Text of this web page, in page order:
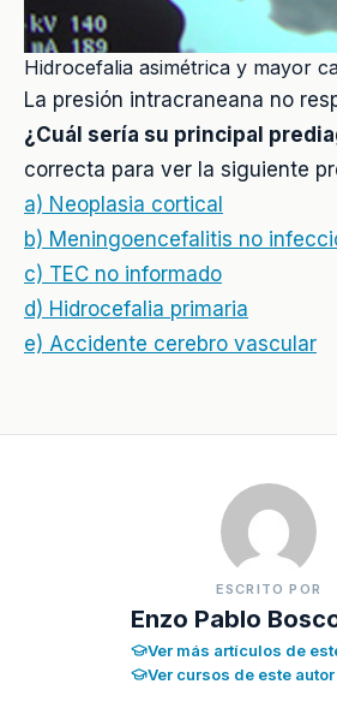
Hidrocefalia asimétrica y mayor
La presión intracraneana no
¿Cuál sería su principal
correcta para ver la siguiente
a) Neoplasia cortical
b) Meningoencefalitis no
c) TEC no informado
d) Hidrocefalia primaria
e) Accidente cerebro vascular
ESCRITO POR
Enzo Pablo
Ver más artículos de
Ver cursos de este autor